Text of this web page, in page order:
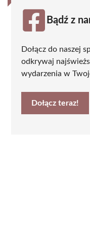
Bądź z
Dołącz do naszej
odkrywaj
wydarzenia w
Dołącz teraz!